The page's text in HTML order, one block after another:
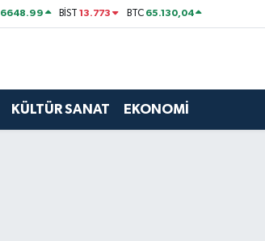
6648.99 BİST13.773 BTC 65.130,04
KÜLTÜR SANAT EKONOMİ